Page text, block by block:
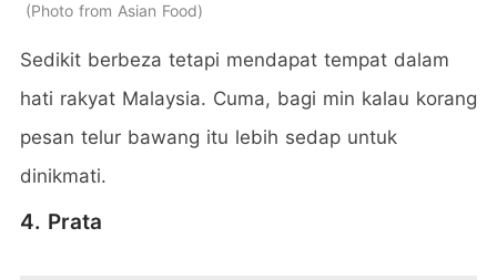
Photo from Asian Food
Sedikit berbeza tetapi mendapat tempat dalam
hati rakyat Malaysia. Cuma, bagi min kalau korang
pesan telur bawang itu lebih sedap untuk
dinikmati.
4. Prata